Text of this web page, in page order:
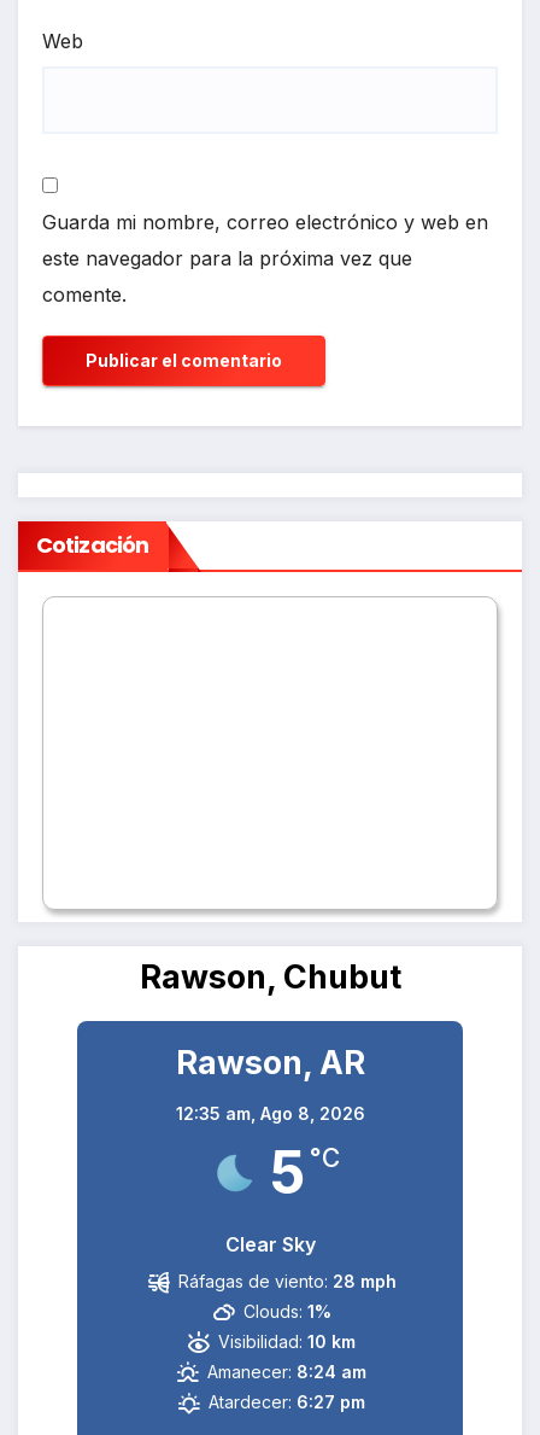
Web
Guarda mi nombre, correo electrónico y web en
este navegador para la próxima vez que
comente.
Cotización
Rawson, Chubut
Rawson, AR
12:35 am, Ago 8, 2026
5 °C
Clear Sky
Ráfagas de viento: 28 mph
Clouds: 1%
Visibilidad: 10 km
Amanecer: 8:24 am
Atardecer: 6:27 pm